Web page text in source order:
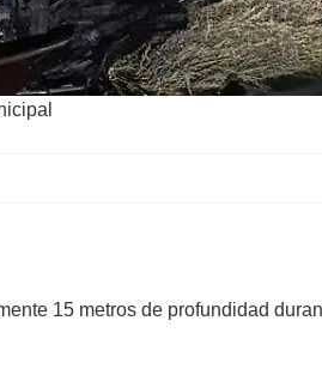
15 metros de profundidad